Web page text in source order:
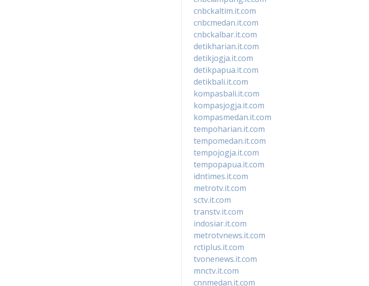
cnbckaltim.it.com
cnbcmedan.it.com
cnbckalbar.it.com
detikharian.it.com
detikjogja.it.com
detikpapua.it.com
detikbali.it.com
kompasbali.it.com
kompasjogja.it.com
kompasmedan.it.com
tempoharian.it.com
tempomedan.it.com
tempojogja.it.com
tempopapua.it.com
idntimes.it.com
metrotv.it.com
sctv.it.com
transtv.it.com
indosiar.it.com
metrotvnews.it.com
rctiplus.it.com
tvonenews.it.com
mnctv.it.com
cnnmedan.it.com